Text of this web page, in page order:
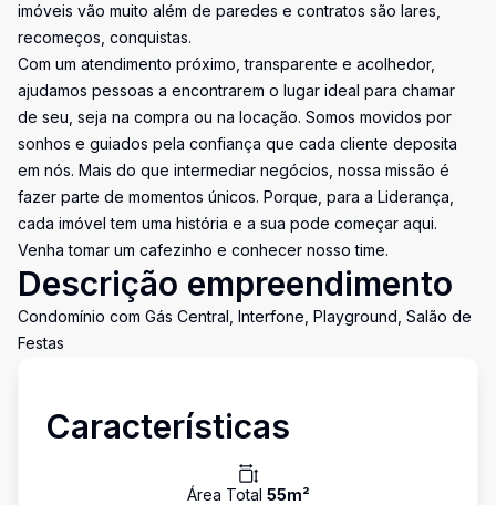
imóveis vão muito além de paredes e contratos são lares,
recomeços, conquistas.
Com um atendimento próximo, transparente e acolhedor,
ajudamos pessoas a encontrarem o lugar ideal para chamar
de seu, seja na compra ou na locação. Somos movidos por
sonhos e guiados pela confiança que cada cliente deposita
em nós. Mais do que intermediar negócios, nossa missão é
fazer parte de momentos únicos. Porque, para a Liderança,
cada imóvel tem uma história e a sua pode começar aqui.
Venha tomar um cafezinho e conhecer nosso time.
Descrição empreendimento
Condomínio com Gás Central, Interfone, Playground, Salão de
Festas
Características
Área Total 55m²